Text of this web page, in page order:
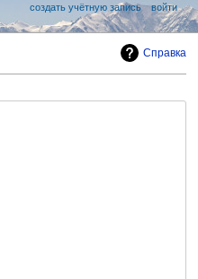
Справка
создать учётную запись войти